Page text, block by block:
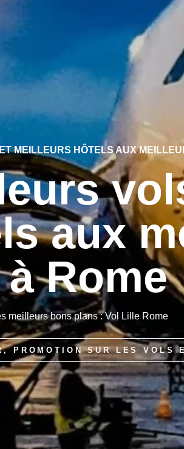
MEILLEURS HÔTELS AUX
aux
Rome
meilleurs bons plans : Vol Lille Rome
PROMOTION SUR LES